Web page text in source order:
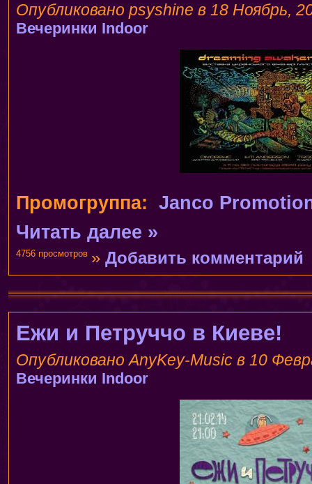
Опубликовано psyshine в 18 Ноябрь,
Вечеринки Indoor
Промогруппа:
Janco
Читать далее »
»Добавить комментарий
4756 просмотров
Ежи и Петруччо в Киеве!
Опубликовано AnyKey-Music в 10
Вечеринки Indoor